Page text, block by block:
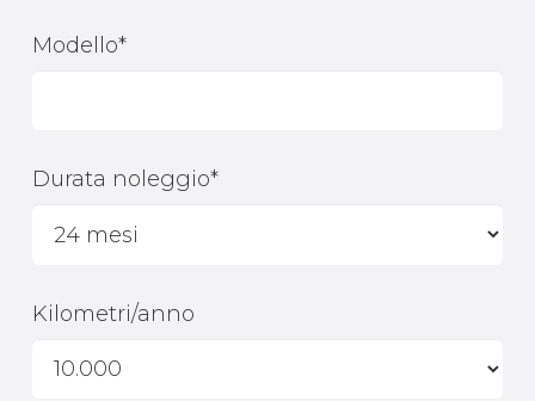
Modello*
Durata noleggio*
Kilometri/anno